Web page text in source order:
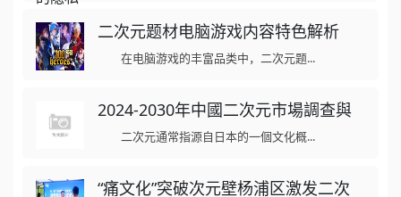
二次元题材电脑游戏内容特色解析
在电脑游戏的丰富品类中，二次元题...
2024-2030年中國二次元市場調查與
二次元通常指源自日本的一個文化概...
“痛文化”突破次元壁杨浦区激发二次